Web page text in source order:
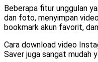
Beberapa fitur unggulan
dan foto, menyimpan
bookmark akun favorit,
Cara download video
Saver juga sangat mudah